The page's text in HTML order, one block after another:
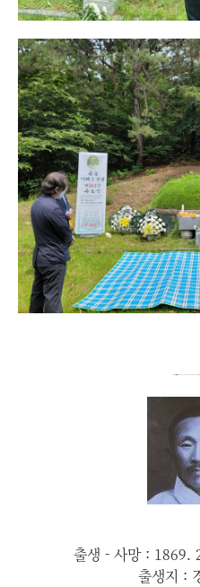
출생 - 사망 : 1869.
출생지 :